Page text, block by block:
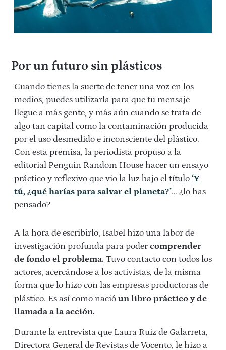
Por un futuro sin plásticos
Cuando tienes la suerte de tener una voz en los
medios, puedes utilizarla para que tu mensaje
llegue a más gente, y más aún cuando se trata de
algo tan capital como la contaminación producida
por el uso desmedido e inconsciente del plástico.
Con esta premisa, la periodista propuso a la
editorial Penguin Random House hacer un ensayo
práctico y reflexivo que vio la luz bajo el título ‘Y
tú, ¿qué harías para salvar el planeta?’… ¿lo has
pensado?
A la hora de escribirlo, Isabel hizo una labor de
investigación profunda para podercomprender
de fondo el problema. Tuvo contacto con todos los
actores, acercándose a los activistas, de la misma
forma que lo hizo con las empresas productoras de
plástico. Es así como nació un libro práctico y de
llamada a la acción.
Durante la entrevista que Laura Ruiz de Galarreta,
Directora General de Revistas de Vocento, le hizo a